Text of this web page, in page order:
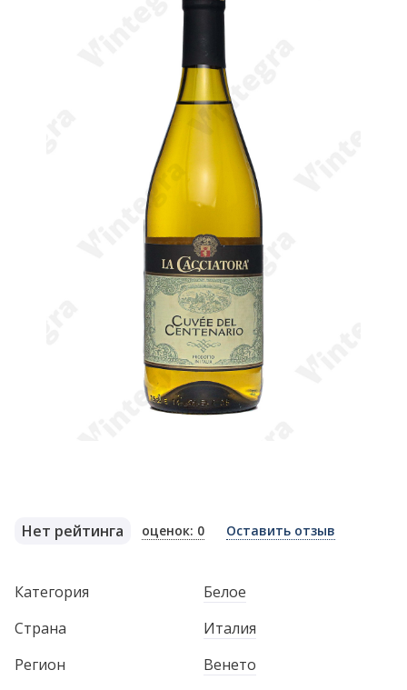
Нет рейтинга оценок: 0 Оставить отзыв
Категория
Белое
Страна
Италия
Регион
Венето